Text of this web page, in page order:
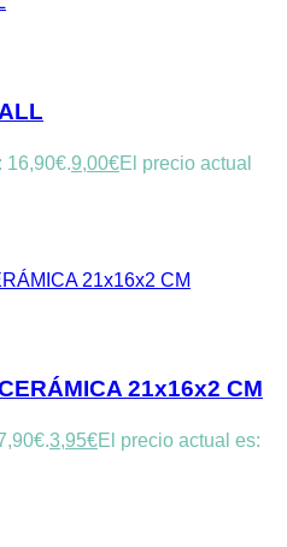
16,90€.9,00€El precio actual
21x16x2 CM
3,95€El precio actual es: